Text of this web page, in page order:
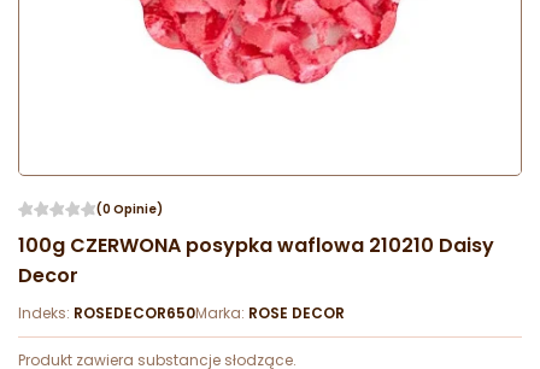
(0 Opinie)
100g CZERWONA posypka waflowa 210210 Daisy
Decor
Indeks: ROSEDECOR650Marka: ROSE DECOR
Produkt zawiera substancje słodzące.